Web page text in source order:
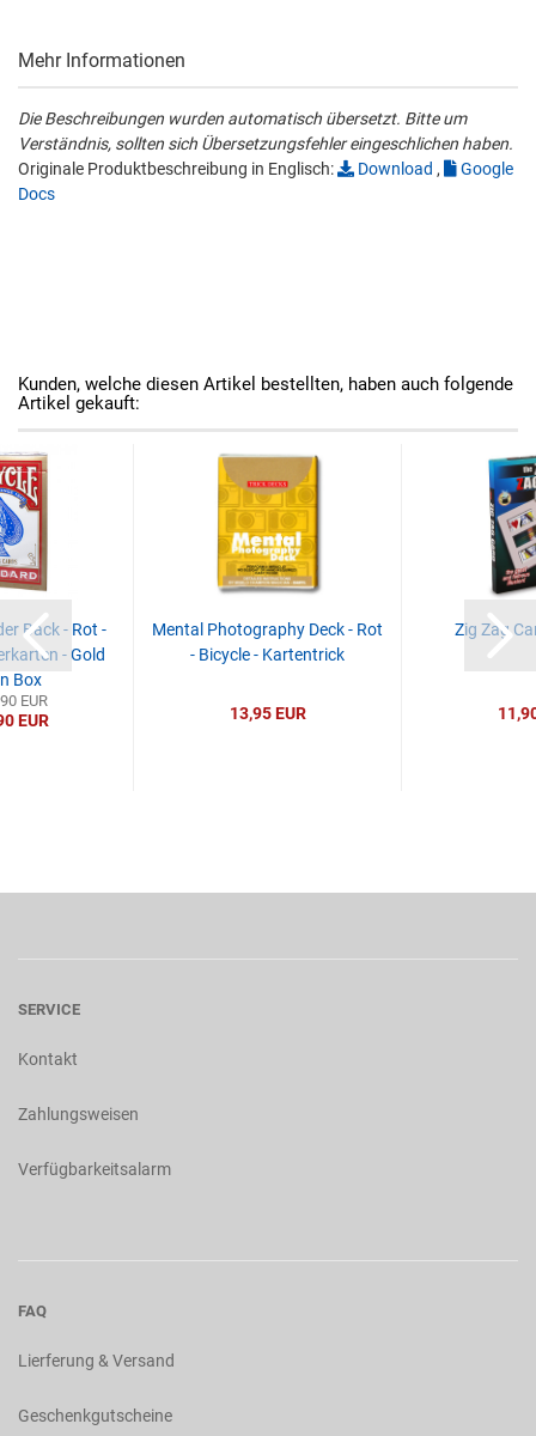
Mehr Informationen
Die Beschreibungen wurden automatisch übersetzt. Bitte um
Verständnis, sollten sich Übersetzungsfehler eingeschlichen haben.
Originale Produktbeschreibung in Englisch:
Download ,
Google
Docs
Kunden, welche diesen Artikel bestellten, haben auch folgende
Artikel gekauft:
Back - Rot -
- Gold
Box
EUR
EUR
Mental Photography Deck - Rot
- Bicycle - Kartentrick
13,95 EUR
Zig Zag
SERVICE
Kontakt
Zahlungsweisen
Verfügbarkeitsalarm
FAQ
Lierferung & Versand
Geschenkgutscheine